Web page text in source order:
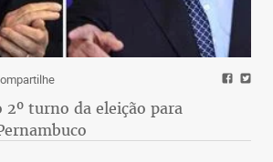
2º turno da eleição para